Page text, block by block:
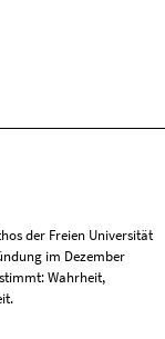
der Freien Universität
im Dezember
Wahrheit,